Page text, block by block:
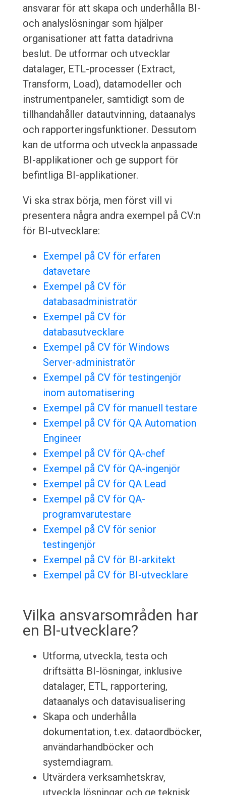
ansvarar för att skapa och underhålla BI-
och analyslösningar som hjälper
organisationer att fatta datadrivna
beslut. De utformar och utvecklar
datalager, ETL-processer (Extract,
Transform, Load), datamodeller och
instrumentpaneler, samtidigt som de
tillhandahåller datautvinning, dataanalys
och rapporteringsfunktioner. Dessutom
kan de utforma och utveckla anpassade
BI-applikationer och ge support för
befintliga BI-applikationer.
Vi ska strax börja, men först vill vi
presentera några andra exempel på CV:n
för BI-utvecklare:
Exempel på CV för erfaren
datavetare
Exempel på CV för
databasadministratör
Exempel på CV för
databasutvecklare
Exempel på CV för Windows
Server-administratör
Exempel på CV för testingenjör
inom automatisering
Exempel på CV för manuell testare
Exempel på CV för QA Automation
Engineer
Exempel på CV för QA-chef
Exempel på CV för QA-ingenjör
Exempel på CV för QA Lead
Exempel på CV för QA-
programvarutestare
Exempel på CV för senior
testingenjör
Exempel på CV för BI-arkitekt
Exempel på CV för BI-utvecklare
Vilka ansvarsområden har
en BI-utvecklare?
Utforma, utveckla, testa och
driftsätta BI-lösningar, inklusive
datalager, ETL, rapportering,
dataanalys och datavisualisering
Skapa och underhålla
dokumentation, t.ex. dataordböcker,
användarhandböcker och
systemdiagram.
Utvärdera verksamhetskrav,
utveckla lösningar och ge teknisk